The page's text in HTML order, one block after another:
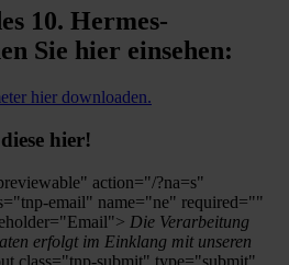
10. Hermes-
Sie hier einsehen:
hier downloaden.
hier!
action="/?na=s"
email" name="ne" required=""
Die Verarbeitung
erfolgt im Einklang mit unseren
class="tnp-submit" type="submit"